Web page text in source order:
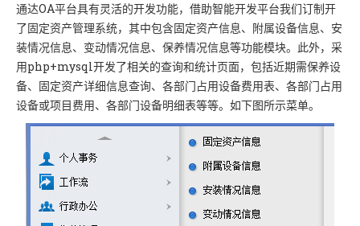
通达OA平台具有灵活的开发功能，借助智能开发平台我们订制开
了固定资产管理系统，其中包含固定资产信息、附属设备信息、安
装情况信息、变动情况信息、保养情况信息等功能模块。此外，采
用php+mysql开发了相关的查询和统计页面，包括近期需保养设
备、固定资产详细信息查询、各部门占用设备费用表、各部门占用
设备或项目费用、各部门设备明细表等等。如下图所示菜单。